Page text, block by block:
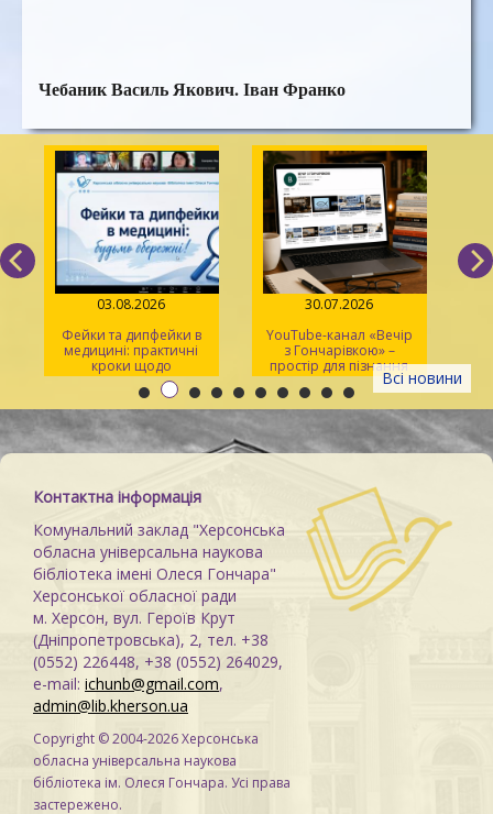
Чебаник Василь Якович. Іван Франко
Всі новини
03.08.2026
Фейки та дипфейки в
медицині: практичні
кроки щодо
розпізнавання
30.07.2026
YouTube-канал «Вечір
з Гончарівкою» –
простір для пізнання
та натхнення
Контактна інформація
Комунальний заклад "Херсонська
обласна універсальна наукова
бібліотека імені Олеся Гончара"
Херсонської обласної ради
м. Херсон, вул. Героїв Крут
(Дніпропетровська), 2, тел. +38
(0552) 226448, +38 (0552) 264029,
e-mail: ichunb@gmail.com,
admin@lib.kherson.ua
Copyright © 2004-2026 Херсонська
обласна універсальна наукова
бібліотека ім. Олеся Гончара. Усі права
застережено.